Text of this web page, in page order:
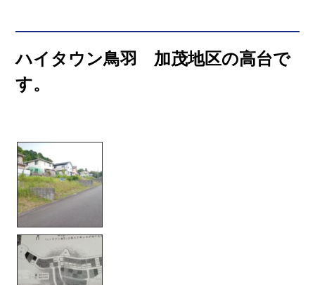
ハイタウン鳥羽 加茂地区の高台で
す。